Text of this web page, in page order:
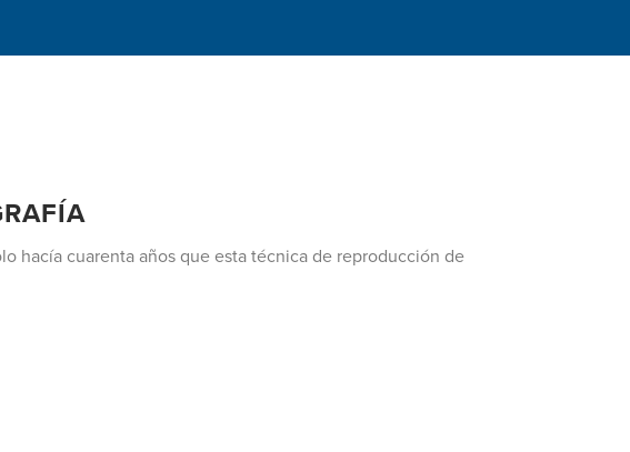
hacía cuarenta años que esta técnica de reproducción de